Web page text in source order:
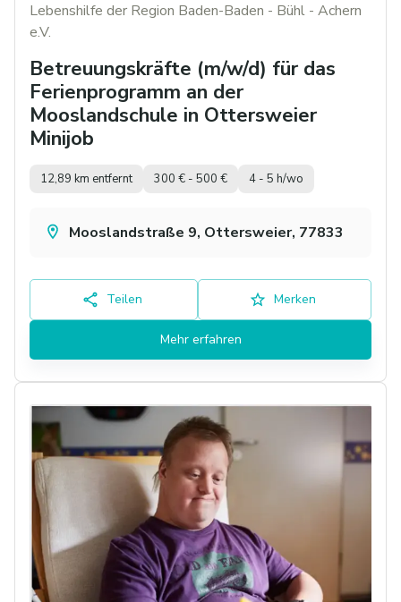
Lebenshilfe der Region Baden-Baden - Bühl - Achern
e.V.
Betreuungskräfte (m/w/d) für das
Ferienprogramm an der
Mooslandschule in Ottersweier
Minijob
12,89 km entfernt 300 € - 500 € 4 - 5 h/wo
Mooslandstraße 9, Ottersweier, 77833
Teilen Merken
Mehr erfahren